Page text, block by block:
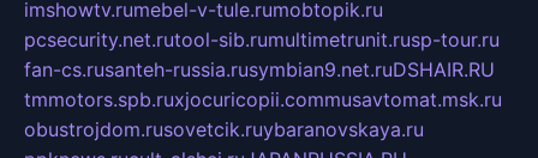
imshowtv.rumebel-v-tule.rumobtopik.ru
pcsecurity.net.rutool-sib.rumultimetrunit.rusp-tour.ru
fan-cs.rusanteh-russia.rusymbian9.net.ruDSHAIR.RU
tmmotors.spb.ruxjocuricopii.commusavtomat.msk.ru
obustrojdom.rusovetcik.ruybaranovskaya.ru